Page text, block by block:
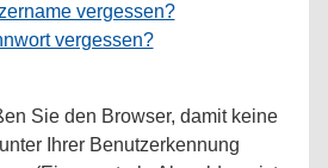
vergessen?
vergessen?
Sie den Browser, damit keine
Ihrer Benutzerkennung